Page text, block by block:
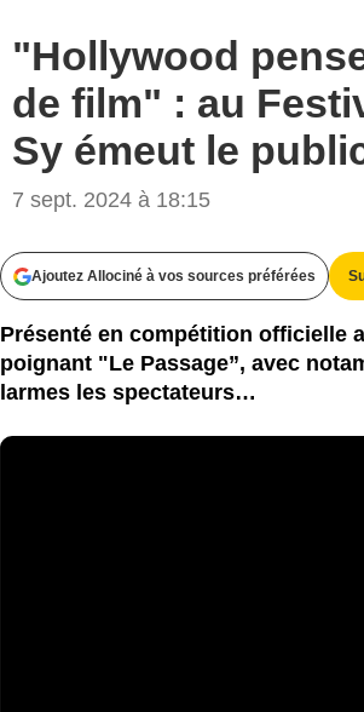
"Hollywood
de film" : au
Sy émeut le
7 sept. 2024 à 18:15
Ajoutez Allociné à vos sources préférées
Présenté en compétition officielle
poignant "Le Passage”, avec
larmes les spectateurs…